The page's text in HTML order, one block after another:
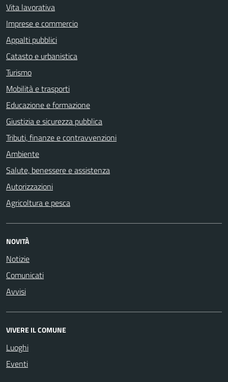
Vita lavorativa
Imprese e commercio
Appalti pubblici
Catasto e urbanistica
Turismo
Mobilità e trasporti
Educazione e formazione
Giustizia e sicurezza pubblica
Tributi, finanze e contravvenzioni
Ambiente
Salute, benessere e assistenza
Autorizzazioni
Agricoltura e pesca
NOVITÀ
Notizie
Comunicati
Avvisi
VIVERE IL COMUNE
Luoghi
Eventi